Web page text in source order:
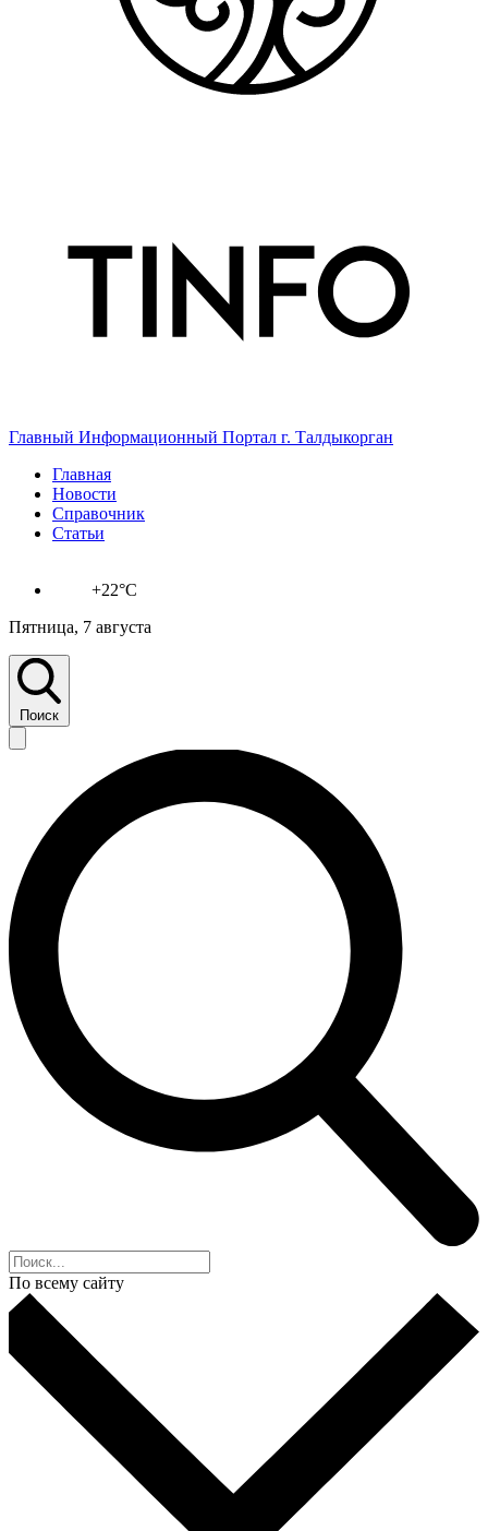
Главный Информационный Портал г. Талдыкорган
Главная
Новости
Справочник
Статьи
+22°C
Пятница, 7 августа
Поиск
По всему сайту